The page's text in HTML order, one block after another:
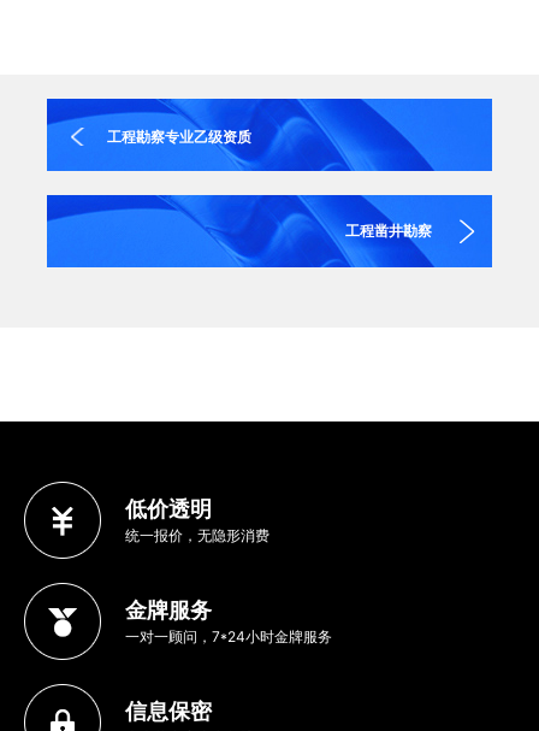
工程勘察专业乙级资质
工程凿井勘察
低价透明
统一报价，无隐形消费
金牌服务
一对一顾问，7*24小时金牌服务
信息保密